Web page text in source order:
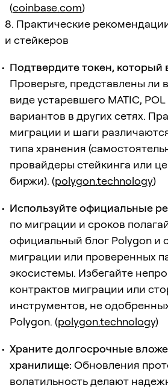
(coinbase.com)
8. Практические
и стейкеров
Подтвердите токен, который
Проверьте, представлены ли
виде устаревшего MATIC,
вариантов в других сетях.
миграции и шаги
типа хранения
провайдеры стейкинга или
биржи). (polygon.technology)
Используйте официальные
по миграции и сроков
официальный блог Polygon и
миграции или проверенных
экосистемы. Избегайте
контрактов миграции или
инструментов, не
Polygon. (polygon.technology)
Храните долгосрочные
хранилище: Обновления
волатильность делают